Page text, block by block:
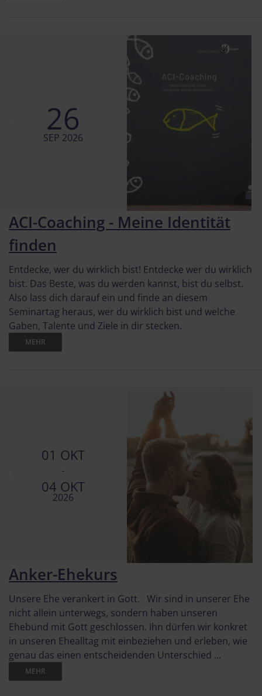
26
SEP 2026
ACI-Coaching - Meine Identität
finden
Entdecke, wer du wirklich bist! Entdecke wer du wirklich
bist. Das Beste, was du werden kannst, bist du selbst.
Also lass dich darauf ein und finde an diesem
Seminartag heraus, wer du wirklich bist und welche
Gaben, Talente und Ziele in dir stecken.
MEHR
01 OKT
-
04 OKT
2026
Anker-Ehekurs
Unsere Ehe verankert in Gott. Wir sind in unserer Ehe
nicht allein unterwegs, sondern haben unseren
Ehebund mit Gott geschlossen. Ihn dürfen wir konkret
in unseren Ehealltag mit einbeziehen und erleben, wie
genau das einen entscheidenden Unterschied ...
MEHR